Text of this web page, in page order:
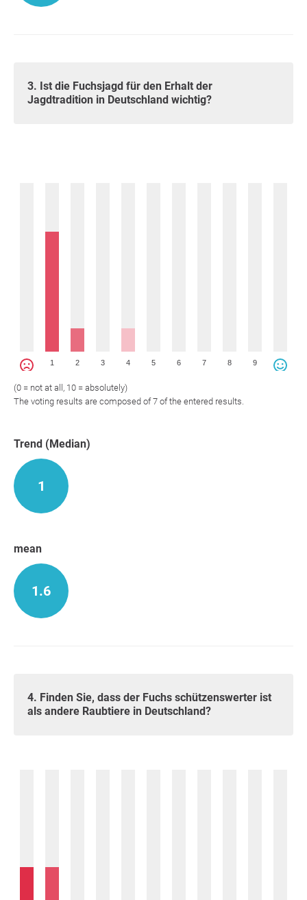
3. Ist die Fuchsjagd für den Erhalt der
Jagdtradition in Deutschland wichtig?
1 2 3 4 5 6 7 8 9
(0 = not at all, 10 = absolutely)
The voting results are composed of 7 of the entered results.
Trend (Median)
1
mean
1.6
4. Finden Sie, dass der Fuchs schützenswerter ist
als andere Raubtiere in Deutschland?